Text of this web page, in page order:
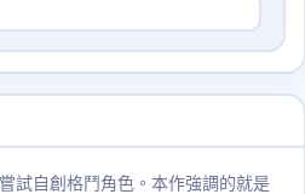
試自創格鬥角色。本作強調的就是